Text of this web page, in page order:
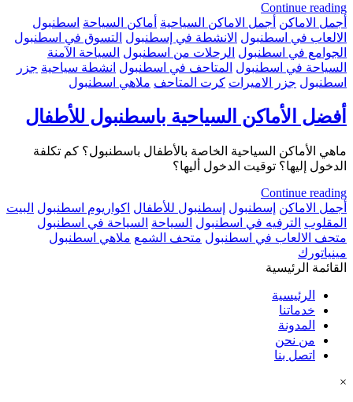
Continue reading
أجمل الاماكن أجمل الاماكن السياحية أماكن السياحة اسطنبول
الالعاب في اسطنبول الانشطة في إسطنبول التسوق في اسطنبول
الجوامع في اسطنبول الرحلات من اسطنبول السياحة الآمنة
السياحة في اسطنبول المتاحف في اسطنبول انشطة سياحية جزر
اسطنبول جزر الاميرات كرت المتاحف ملاهي اسطنبول
أفضل الأماكن السياحية باسطنبول للأطفال
ماهي الأماكن السياحية الخاصة بالأطفال باسطنبول؟ كم تكلفة
الدخول إليها؟ توقيت الدخول أليها؟
Continue reading
أجمل الاماكن إسطنبول إسطنبول للأطفال اكواريوم اسطنبول البيت
المقلوب الترفيه في اسطنبول السياحة السياحة في اسطنبول
متحف الالعاب في اسطنبول متحف الشمع ملاهي اسطنبول
مينياتورك
القائمة الرئيسية
الرئيسية
خدماتنا
المدونة
من نحن
اتصل بنا
×